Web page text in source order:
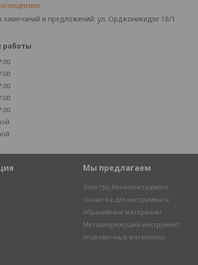
лицензию
и предложений: ул. Орджоникидзе 16/1
работы
Мы предлагаем
Электро,бензоинструмент
Оснастка для инструмента
Абразивные материалы
Металлорежущий инструмент
Упаковочные материалы